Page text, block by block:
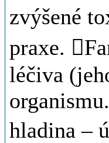
zvýšené
praxe.
léčiva
hladina –